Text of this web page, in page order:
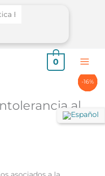
0
al
-17%
-15%
-20%
-17%
-25%
-20%
-6%
-9%
-16%